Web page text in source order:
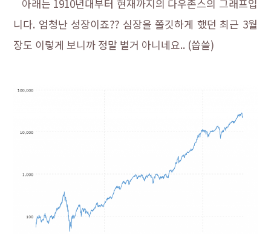
아래는 1910년대부터 현재까지의 다우존스의 그래프입
니다. 엄청난 성장이죠?? 심장을 쫄깃하게 했던 최근 3월
장도 이렇게 보니까 정말 별거 아니네요.. (씁쓸)